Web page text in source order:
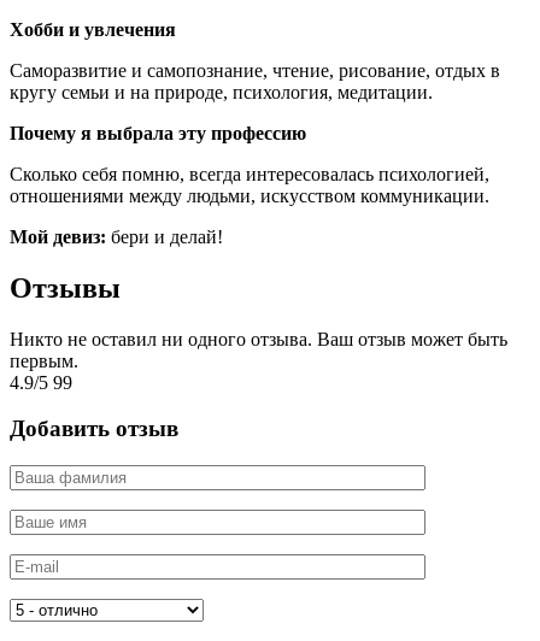
Хобби и увлечения
Саморазвитие и самопознание, чтение, рисование, отдых в
кругу семьи и на природе, психология, медитации.
Почему я выбрала эту профессию
Сколько себя помню, всегда интересовалась психологией,
отношениями между людьми, искусством коммуникации.
Мой девиз: бери и делай!
Отзывы
Никто не оставил ни одного отзыва. Ваш отзыв может быть
первым.
4.9/5 99
Добавить отзыв